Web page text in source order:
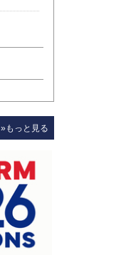
»もっと見る